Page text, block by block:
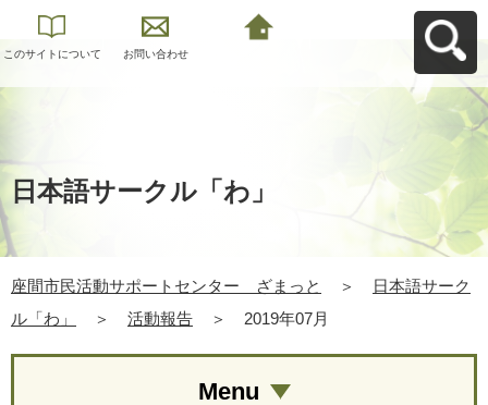
このサイトについて お問い合わせ
日本語サークル「わ」
座間市民活動サポートセンター ざまっと ＞
日本語サーク
ル「わ」
＞ 活動報告 ＞ 2019年07月
Menu